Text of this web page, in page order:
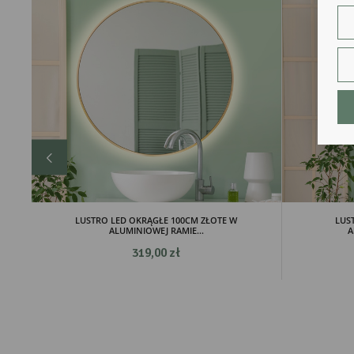
LUSTRO LED OKRĄGŁE 100CM ZŁOTE W
ALUMINIOWEJ RAMIE...
319,00 zł